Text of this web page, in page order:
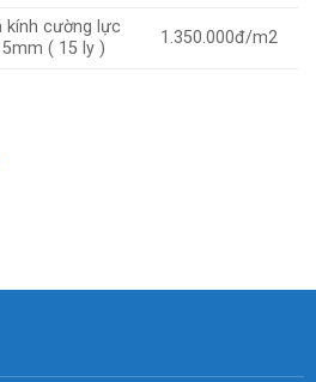
kính cường lực
( 15 ly )
1.350.000đ/m2